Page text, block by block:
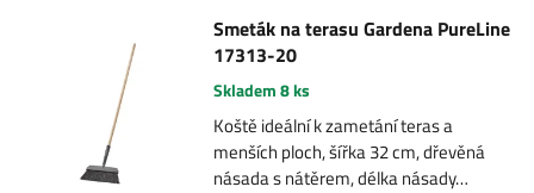
Smeták na terasu Gardena PureLine
17313-20
Skladem 8 ks
Koště ideální k zametání teras a
menších ploch, šířka 32 cm, dřevěná
násada s nátěrem, délka násady…